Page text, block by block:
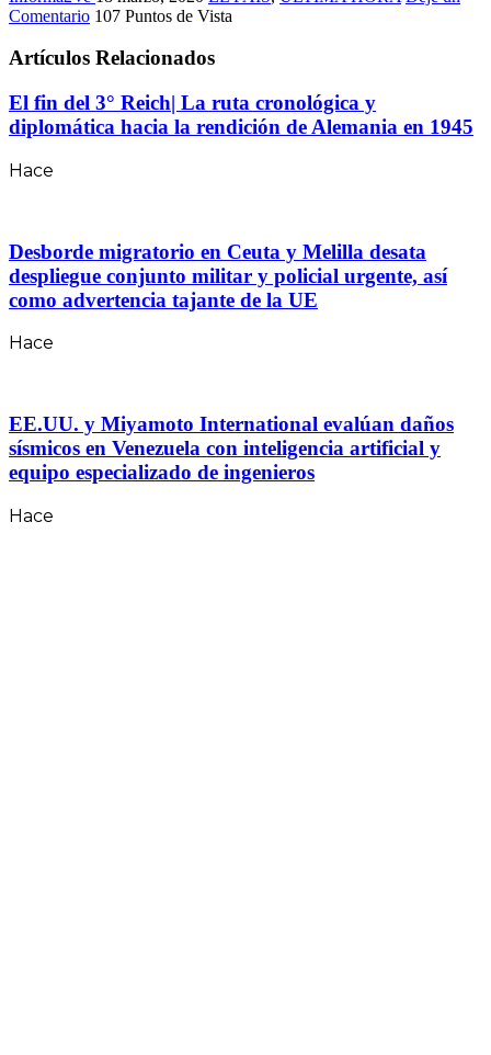
Comentario 107 Puntos de Vista
Artículos Relacionados
El fin del 3° Reich| La ruta cronológica y
diplomática hacia la rendición de Alemania en 1945
Hace
Desborde migratorio en Ceuta y Melilla desata
despliegue conjunto militar y policial urgente, así
como advertencia tajante de la UE
Hace
EE.UU. y Miyamoto International evalúan daños
sísmicos en Venezuela con inteligencia artificial y
equipo especializado de ingenieros
Hace